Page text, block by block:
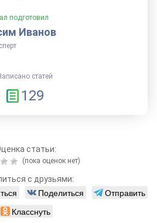
подготовил
Иванов
статей
129
статьи:
(пока оценок нет)
с друзьями:
Поделиться
Отправить
Класснуть